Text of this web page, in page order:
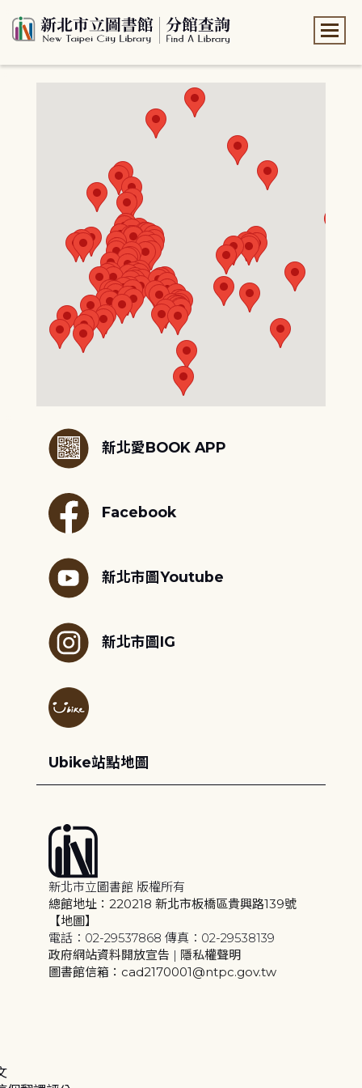
新北愛BOOK APP
Facebook
新北市圖Youtube
新北市圖IG
Ubike站點地圖
新北市立圖書館 版權所有
總館地址：220218 新北市板橋區貴興路139號
【地圖】
電話：02-29537868 傳真：02-29538139
政府網站資料開放宣告 | 隱私權聲明
圖書館信箱：cad2170001@ntpc.gov.tw